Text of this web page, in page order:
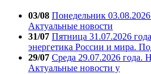
03/08 Понедельник 03.08.2026
Актуальные новости
31/07 Пятница 31.07.2026
энергетика России и мира.
29/07 Среда 29.07.2026 года.
Актуальные новости у